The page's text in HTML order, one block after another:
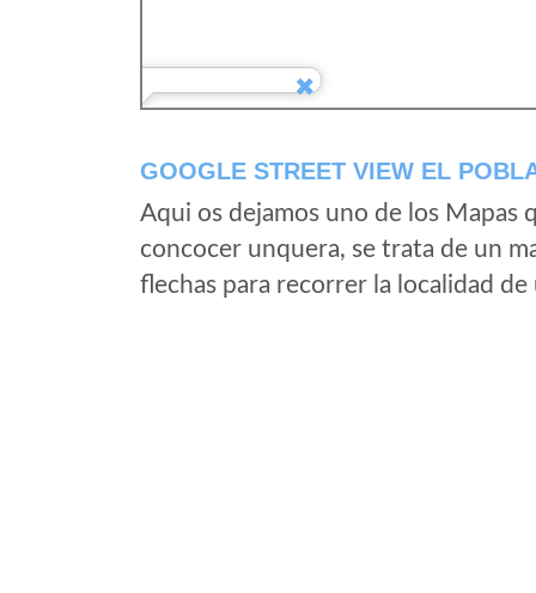
GOOGLE STREET VIEW EL
Aqui os dejamos uno de los Mapas
concocer unquera, se trata de un
flechas para recorrer la localidad